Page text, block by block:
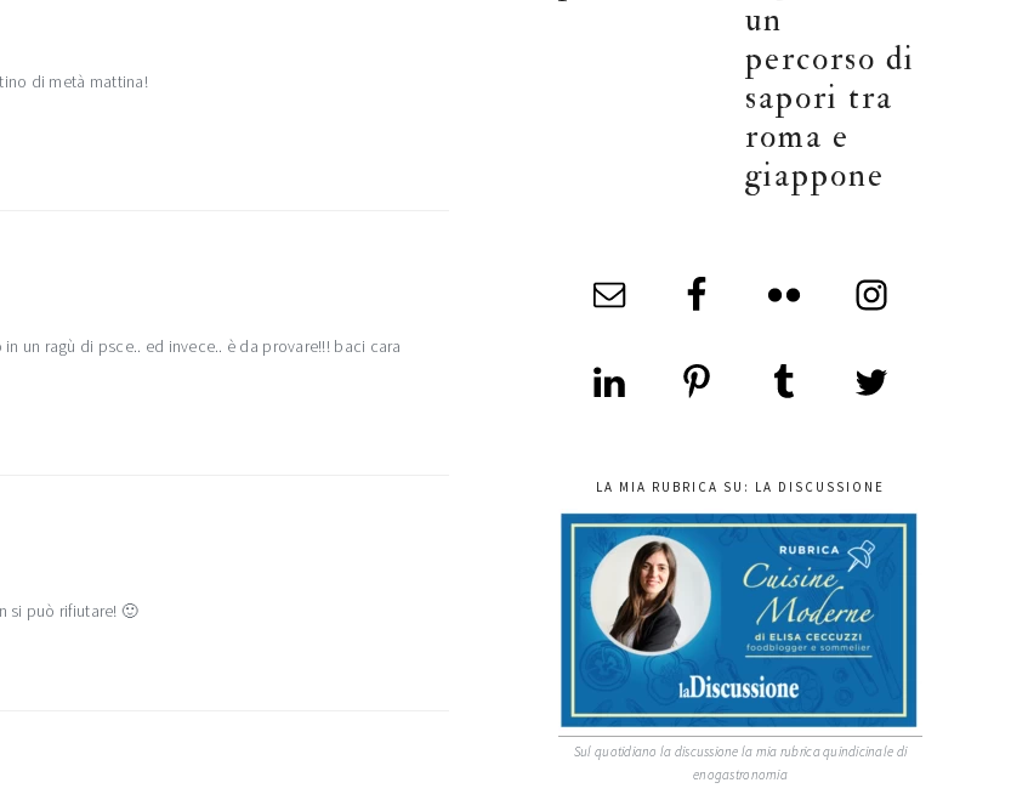
di metà mattina!
un ragù di psce.. ed invece.. è da provare!!! baci cara
si può rifiutare! 🙂
un
percorso di
sapori tra
roma e
giappone
LA MIA RUBRICA SU: LA DISCUSSIONE
Sul quotidiano la discussione la mia rubrica quindicinale di
enogastronomia